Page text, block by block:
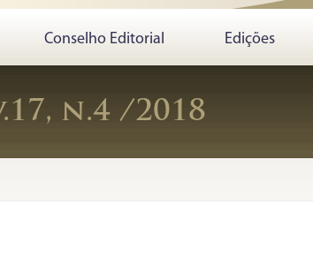
Conselho Editorial Edições
n.4 /2018